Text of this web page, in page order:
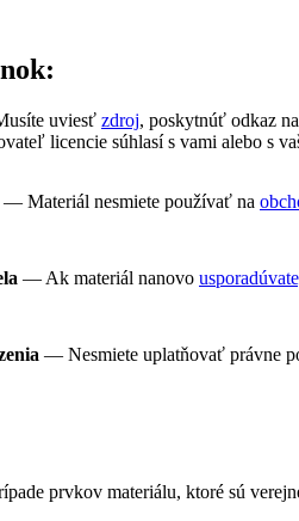
uviesť zdroj, poskytnúť odkaz
licencie súhlasí s vami alebo s
— Materiál nesmiete používať na
— Ak materiál nanovo
— Nesmiete uplatňovať právne
prvkov materiálu, ktoré sú